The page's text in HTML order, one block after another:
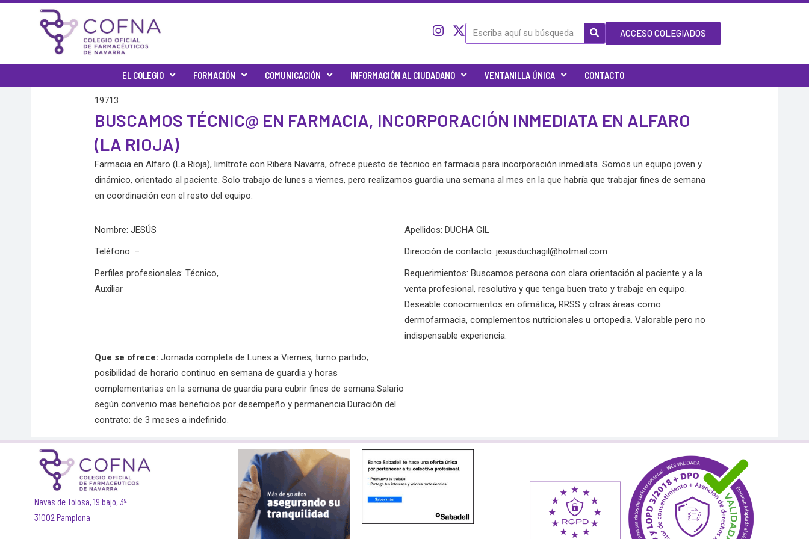
n
-
i
t
e
r
-
I
t
a
a
m
X
w
e
r
Search ACCESO COLEGIADOS
EL COLEGIO FORMACIÓN COMUNICACIÓN INFORMACIÓN AL CIUDADANO VENTANILLA ÚNICA CONTACTO
19713
BUSCAMOS TÉCNIC@ EN FARMACIA, INCORPORACIÓN INMEDIATA EN ALFARO
(LA RIOJA)
Farmacia en Alfaro (La Rioja), limítrofe con Ribera Navarra, ofrece puesto de técnico en farmacia para incorporación inmediata. Somos un equipo joven y
dinámico, orientado al paciente. Solo trabajo de lunes a viernes, pero realizamos guardia una semana al mes en la que habría que trabajar fines de semana
en coordinación con el resto del equipo.
Nombre: JESÚS
Apellidos: DUCHA GIL
Teléfono: –
Dirección de contacto: jesusduchagil@hotmail.com
Perfiles profesionales: Técnico,
Auxiliar
Requerimientos: Buscamos persona con clara orientación al paciente y a la
venta profesional, resolutiva y que tenga buen trato y trabaje en equipo.
Deseable conocimientos en ofimática, RRSS y otras áreas como
dermofarmacia, complementos nutricionales u ortopedia. Valorable pero no
indispensable experiencia.
Que se ofrece: Jornada completa de Lunes a Viernes, turno partido;
posibilidad de horario continuo en semana de guardia y horas
complementarias en la semana de guardia para cubrir fines de semana.Salario
según convenio mas beneficios por desempeño y permanencia.Duración del
contrato: de 3 meses a indefinido.
Navas de Tolosa, 19 bajo, 3º
31002 Pamplona